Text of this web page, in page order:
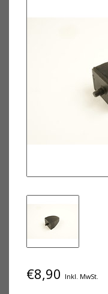
€8,90 Inkl. MwSt.